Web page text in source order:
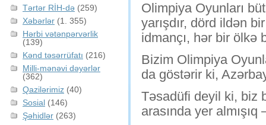
Tərtər RİH-də (259)
Xəbərlər (1. 355)
Hərbi vətənpərvərlik
(139)
Kənd təsərrüfatı (216)
Milli-mənəvi dəyərlər
(362)
Qazilərimiz (40)
Sosial (146)
Şəhidlər (263)
Olimpiya Oyunları
yarışdır, dörd ildən
idmançı, hər bir ölkə
Bizim Olimpiya
da göstərir ki,
Təsadüfi deyil ki, biz
arasında yer